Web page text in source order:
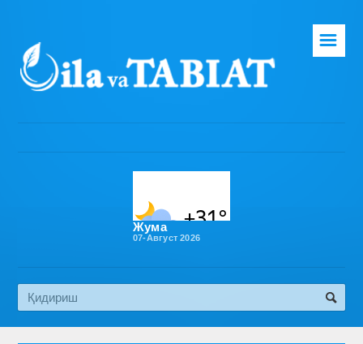
Бош саҳифа
Эко медиа
☰
Жума
07-Август 2026